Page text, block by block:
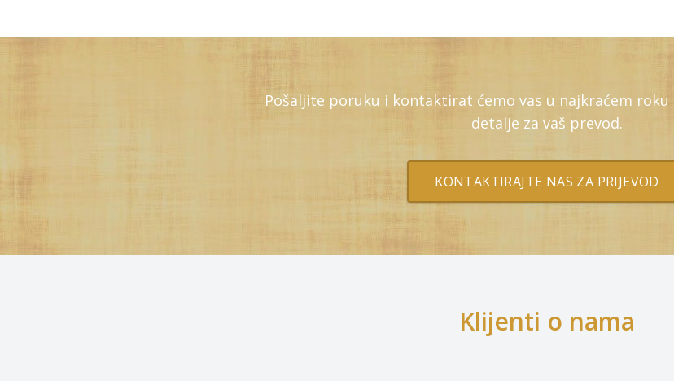
Pošaljite poruku i kontaktirat ćemo vas u najkraćem
detalje za vaš prevod.
KONTAKTIRAJTE NAS ZA PRIJEVOD
Klijenti o nama